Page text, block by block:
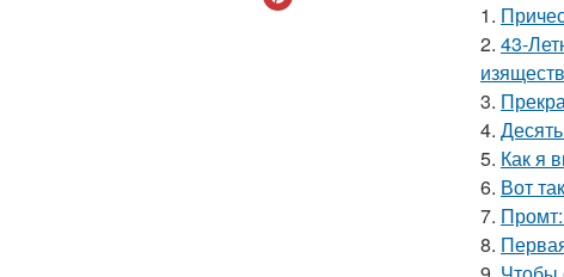
1.
2. 43-
3.
4.
5. Как я
6. Вот
7.
8.